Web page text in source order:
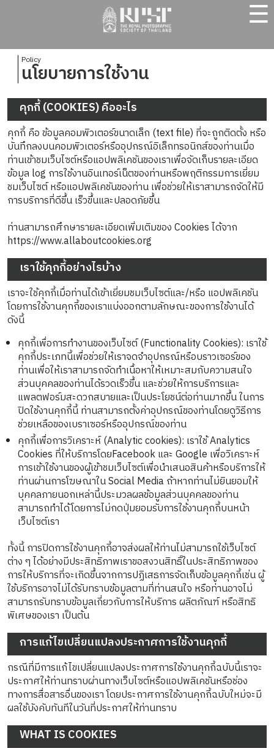
☰
Policy
นโยบายการใช้งาน
คุกกี้ (COOKIES) คืออะไร
คุกกี้ คือ ข้อมูลคอมพิวเตอร์ขนาดเล็ก (text file) ที่จะถูกติดตั้ง หรือ
บันทึกลงบนคอมพิวเตอร์หรืออุปกรณ์อิเล็กทรอนิกส์ของท่านเมื่อ
ท่านเข้าชมเว็บไซต์หรือแอปพลิเคชันของเราเพื่อจัดเก็บรายละเอียด
ข้อมูล log การใช้งานอินเทอร์เน็ตของท่านหรือพฤติกรรมการเยี่ยม
ชมเว็บไซต์ หรือแอปพลิเคชันของท่าน เพื่อช่วยให้เราสามารถจัดให้มี
การบริการที่ดีขึ้น เร็วขึ้นและปลอดภัยขึ้น
ท่านสามารถศึกษารายละเอียดเพิ่มเติมของ Cookies ได้จาก
https://www.allaboutcookies.org
เราใช้คุกกี้อย่างไรบ้าง
เราจะใช้คุกกี้เมื่อท่านได้เข้าเยี่ยมชมเว็บไซต์และ/หรือ แอปพลิเคชัน
โดยการใช้งานคุกกี้ของเราแบ่งออกตามลักษณะของการใช้งานได้
ดังนี้
คุกกี้เพื่อการทำงานของเว็บไซต์ (Functionality Cookies): เราใช้
คุกกี้ประเภทนี้เพื่อช่วยให้เราจดจำอุปกรณ์หรือบราวเซอร์ของ
ท่านเพื่อให้เราสามารถจัดทำเนื้อหาให้เหมาะสมกับความสนใจ
ส่วนบุคคลของท่านได้รวดเร็วขึ้น และช่วยให้การบริการและ
แพลตฟอร์มสะดวกสบายและเป็นประโยชน์ต่อท่านมากขึ้น ในการ
ปิดใช้งานคุกกี้นี้ ท่านสามารถตั้งค่าอุปกรณ์ของท่านโดยดูวิธีการ
ช่วยเหลือของเบราเซอร์หรืออุปกรณ์ของท่าน
คุกกี้เพื่อการวิเคราะห์ (Analytic cookies): เราใช้ Analytics
Cookies ที่ให้บริการโดยFacebook และ Google เพื่อวิเคราะห์
การเข้าใช้งานของผู้เข้าชมเว็บไซต์เพื่อนำเสนอสินค้าหรือบริการให้
ท่านผ่านการโฆษณาใน Social Media ถ้าหากท่านไม่ยินยอมให้
บุคคลภายนอกเหล่านี้ประมวลผลข้อมูลส่วนบุคคลของท่าน
สามารถทำได้โดยการไม่กดปุ่มยอมรับการใช้งานคุกกี้บนหน้า
เว็บไซต์เรา
ทั้งนี้ การปิดการใช้งานคุกกี้อาจส่งผลให้ท่านไม่สามารถใช้เว็บไซต์
ต่าง ๆ ได้อย่างมีประสิทธิภาพเราขอสงวนสิทธิ์ในประสิทธิภาพของ
การให้บริการที่จะเกิดขึ้นจากการปฏิเสธการจัดเก็บข้อมูลคุกกี้เช่น ผู้
ใช้บริการอาจไม่ได้รับทราบข้อมูลตามที่ท่านสนใจ หรือท่านอาจไม่
สามารถรับทราบข้อมูลเกี่ยวกับการให้บริการ ผลิตภัณฑ์ หรือสิทธิ
พิเศษของเรา เป็นต้น
การแก้ไขเปลี่ยนแปลงประกาศการใช้งานคุกกี้
กรณีที่มีการแก้ไขเปลี่ยนแปลงประกาศการใช้งานคุกกี้ฉบับนี้เราจะ
ประกาศให้ท่านทราบผ่านทางเว็บไซต์หรือแอปพลิเคชันหรือช่อง
ทางการสื่อสารอื่นของเรา โดยประกาศการใช้งานคุกกี้ฉบับใหม่จะมี
ผลใช้บังคับทันทีในวันที่ประกาศให้ท่านทราบ
WHAT IS COOKIES